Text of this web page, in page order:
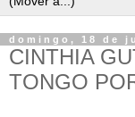
domingo, 18 de
CINTHIA
TONGO